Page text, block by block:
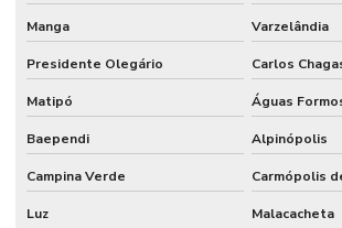
Manga Varzelândia
Presidente Olegário Carlos
Matipó Águas
Baependi Alpinópolis
Campina Verde Carmópolis
Luz Malacacheta